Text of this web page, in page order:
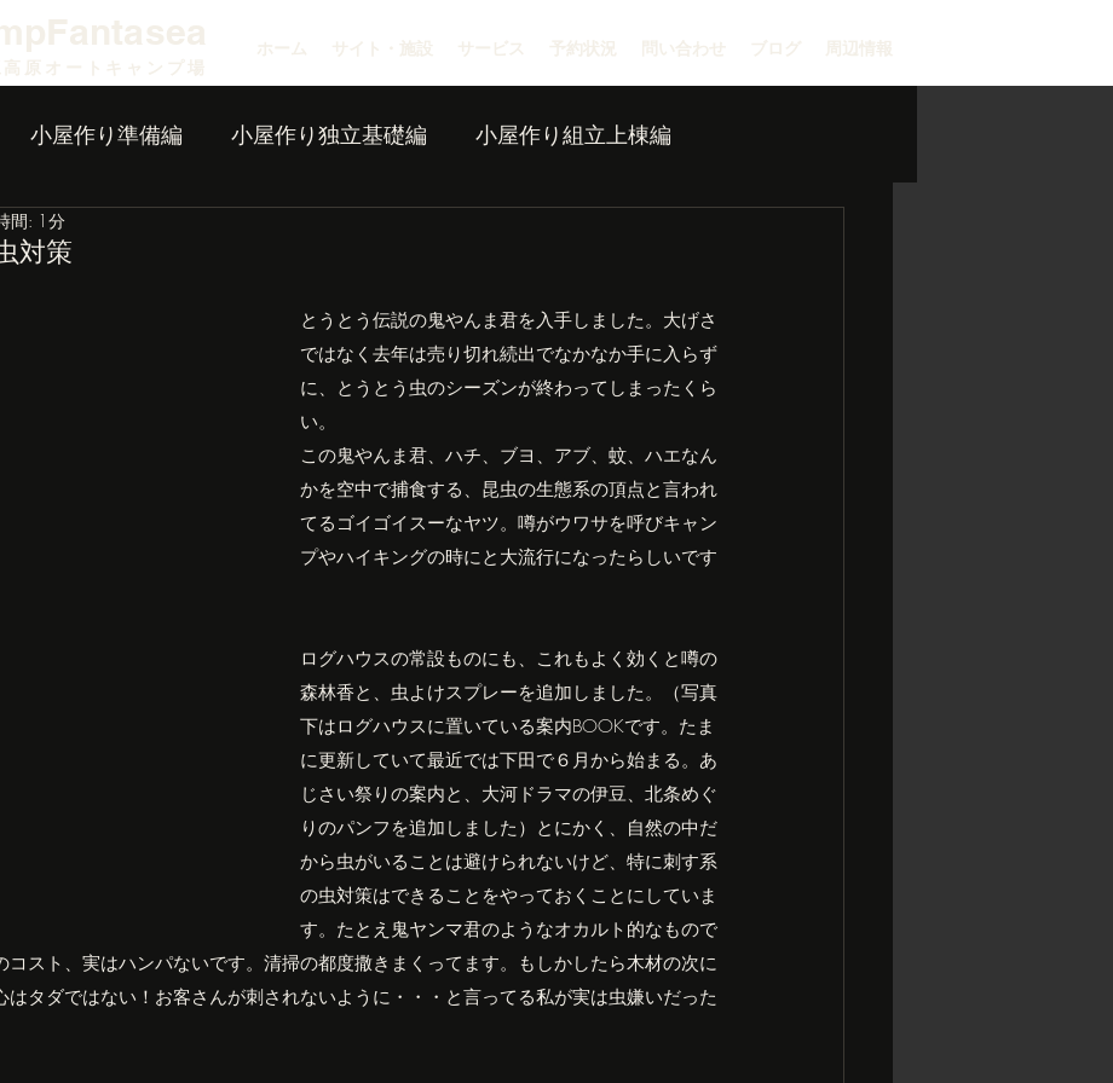
ホーム サイト・施設 サービス 予約状況 問い合わせ ブログ 周辺情報
原オートキャンプ場
小屋作り準備編 小屋作り独立基礎編 小屋作り組立上棟編
対策
間: 1分
とうとう伝説の鬼やんま君を入手しました。大げさ
ではなく去年は売り切れ続出でなかなか手に入らず
に、とうとう虫のシーズンが終わってしまったくら
い。
この鬼やんま君、ハチ、ブヨ、アブ、蚊、ハエなん
かを空中で捕食する、昆虫の生態系の頂点と言われ
てるゴイゴイスーなヤツ。噂がウワサを呼びキャン
プやハイキングの時にと大流行になったらしいです
ログハウスの常設ものにも、これもよく効くと噂の
森林香と、虫よけスプレーを追加しました。（写真
下はログハウスに置いている案内BOOKです。たま
に更新していて最近では下田で６月から始まる。あ
じさい祭りの案内と、大河ドラマの伊豆、北条めぐ
りのパンフを追加しました）とにかく、自然の中だ
から虫がいることは避けられないけど、特に刺す系
の虫対策はできることをやっておくことにしていま
す。たとえ鬼ヤンマ君のようなオカルト的なもので
コスト、実はハンパないです。清掃の都度撒きまくってます。もしかしたら木材の次に
はタダではない！お客さんが刺されないように・・・と言ってる私が実は虫嫌いだった